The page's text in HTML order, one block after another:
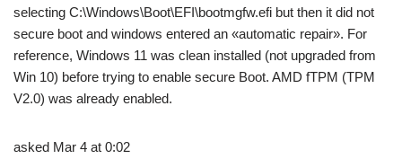
selecting C:\Windows\Boot\EFI\bootmgfw.efi but then it did not
secure boot and windows entered an «automatic repair». For
reference, Windows 11 was clean installed (not upgraded from
Win 10) before trying to enable secure Boot. AMD fTPM (TPM
V2.0) was already enabled.
asked Mar 4 at 0:02